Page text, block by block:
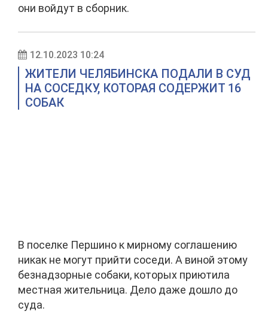
они войдут в сборник.
12.10.2023 10:24
ЖИТЕЛИ ЧЕЛЯБИНСКА ПОДАЛИ В СУД
НА СОСЕДКУ, КОТОРАЯ СОДЕРЖИТ 16
СОБАК
В поселке Першино к мирному соглашению
никак не могут прийти соседи. А виной этому
безнадзорные собаки, которых приютила
местная жительница. Дело даже дошло до
суда.